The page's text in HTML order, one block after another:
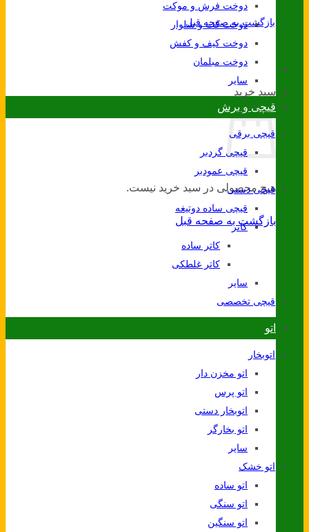
بازگشت به صفحه قبل
سبد خرید
هیچ محصولی در سبد خرید نیست.
بازگشت به صفحه قبل
دوخت فرش و موکت
دوخت کت و شلوار
دوخت کیف و کفش
دوخت مبلمان
سایر
قیچی و برش
قیچی برقی
قیچی گردبر
قیچی عمودبر
قیچی دستی
قیچی ساده دوتیغه
کاتر
کاتر ساده
کاتر غلطکی
سایر
قیچی تخصصی
اتو
اتوبخار
اتو مخزن دار
اتو پرس
اتوبخار دستی
اتو بخارگر
سایر
اتو خشک
اتو ساده
اتو سنگی
اتو سنگین